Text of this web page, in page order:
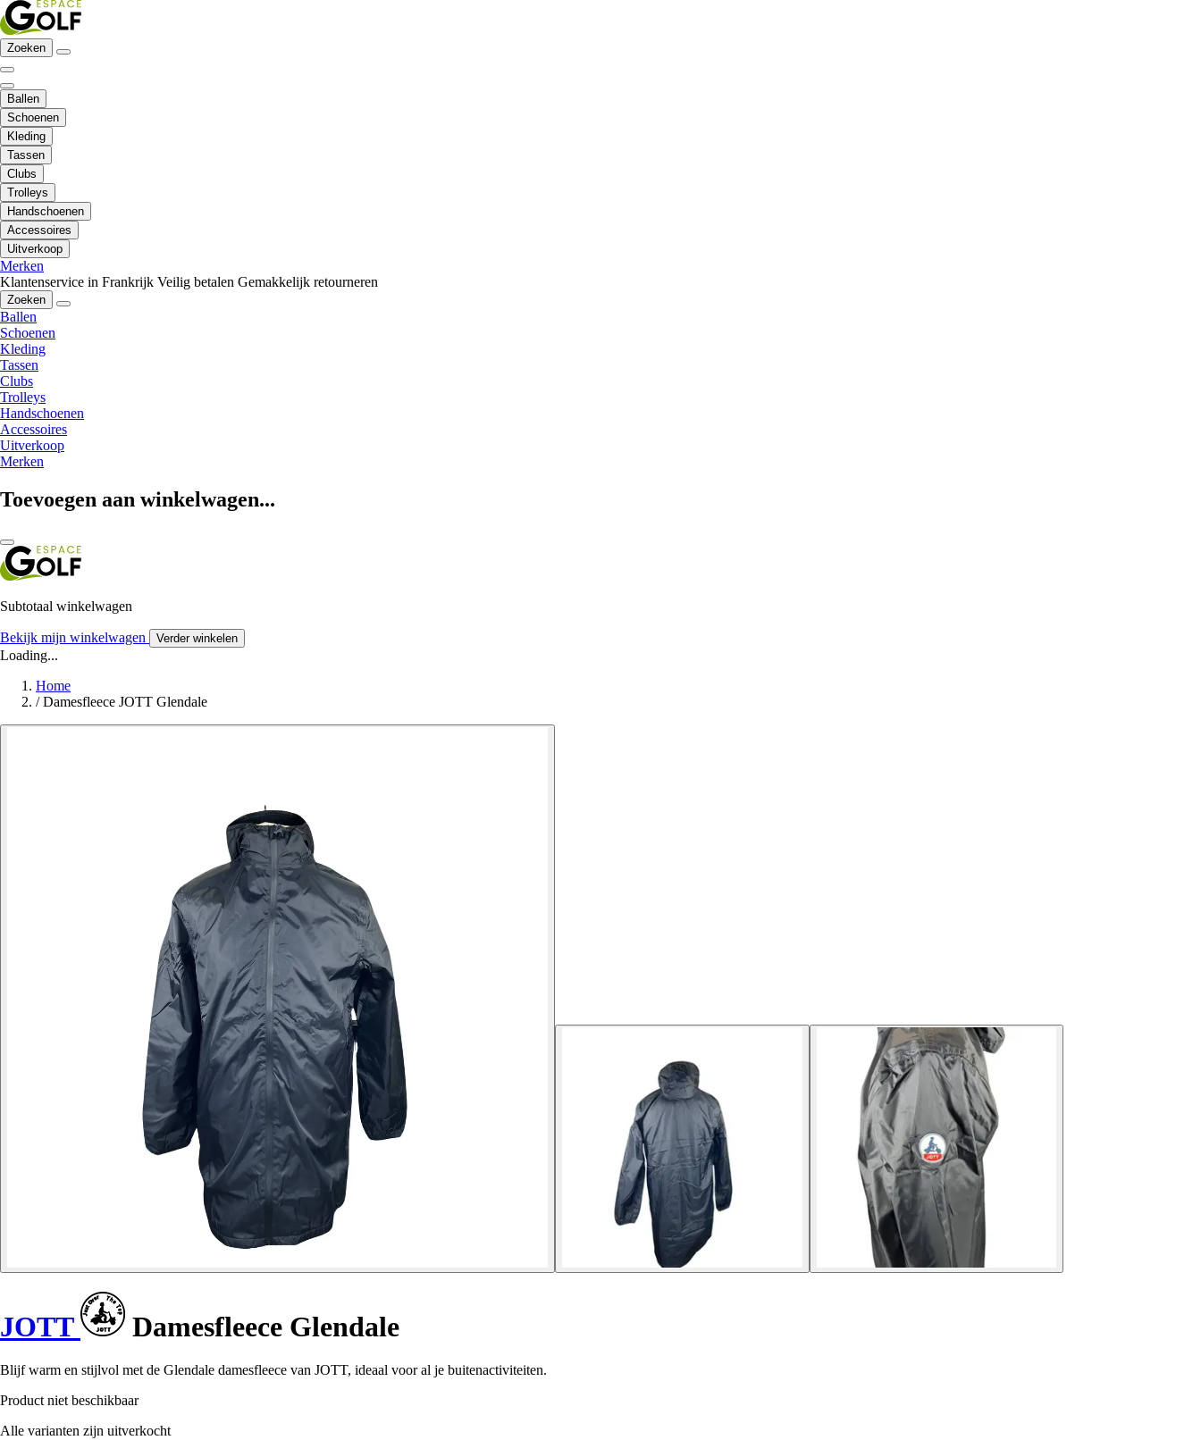
Zoeken
Ballen
Schoenen
Kleding
Tassen
Clubs
Trolleys
Handschoenen
Accessoires
Uitverkoop
Merken
Klantenservice in Frankrijk Veilig betalen Gemakkelijk retourneren
Zoeken
Ballen
Schoenen
Kleding
Tassen
Clubs
Trolleys
Handschoenen
Accessoires
Uitverkoop
Merken
Toevoegen aan winkelwagen...
Subtotaal winkelwagen
Bekijk mijn winkelwagen Verder winkelen
Loading...
Home
/ Damesfleece JOTT Glendale
JOTT Damesfleece Glendale
Blijf warm en stijlvol met de Glendale damesfleece van JOTT, ideaal voor al je buitenactiviteiten.
Product niet beschikbaar
Alle varianten zijn uitverkocht